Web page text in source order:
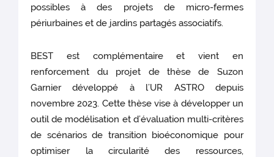
possibles à des projets de micro-fermes
périurbaines et de jardins partagés associatifs.
BEST est complémentaire et vient en
renforcement du projet de thèse de Suzon
Garnier développé à l’UR ASTRO depuis
novembre 2023. Cette thèse vise à développer un
outil de modélisation et d’évaluation multi-critères
de scénarios de transition bioéconomique pour
optimiser la circularité des ressources,